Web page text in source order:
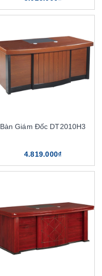
Bàn Giám Đốc DT2010H3
4.819.000₫